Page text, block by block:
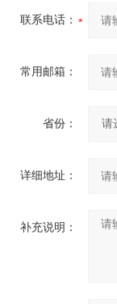
联系电话：
常用邮箱：
省份：
详细地址：
补充说明：